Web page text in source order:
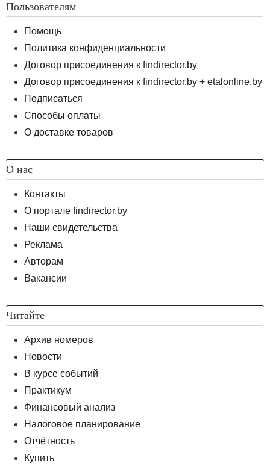
Пользователям
Помощь
Политика конфиденциальности
Договор присоединения к findirector.by
Договор присоединения к findirector.by + etalonline.by
Подписаться
Способы оплаты
О доставке товаров
О нас
Контакты
О портале findirector.by
Наши свидетельства
Реклама
Авторам
Вакансии
Читайте
Архив номеров
Новости
В курсе событий
Практикум
Финансовый анализ
Налоговое планирование
Отчётность
Купить